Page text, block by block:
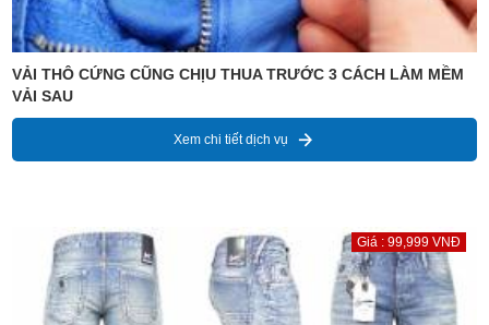
VẢI THÔ CỨNG CŨNG CHỊU THUA TRƯỚC 3 CÁCH LÀM MỀM
VẢI SAU
Xem chi tiết dịch vụ
Giá : 99,999 VNĐ